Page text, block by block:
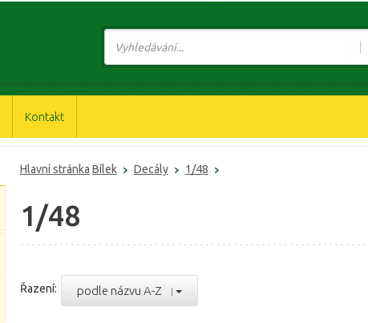
Kontakt
Hlavní stránka Bílek Decály 1/48
1/48
Řazení: podle názvu A-Z